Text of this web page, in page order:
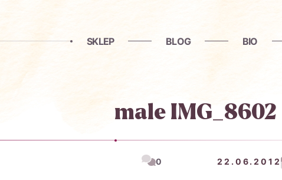
SKLEP BLOG BIO
male IMG_8602
0 22.06.2012